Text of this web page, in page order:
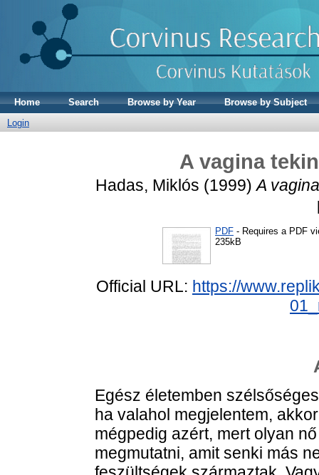
Home Search Browse by Year
Browse by Subject
Login
A vagina
Hadas, Miklós (1999)A
PDF - Requires a PDF
235kB
Official URL: https://
Egész életemben
ha valahol megjelentem,
mégpedig azért, mert olyan
megmutatni, amit senki más